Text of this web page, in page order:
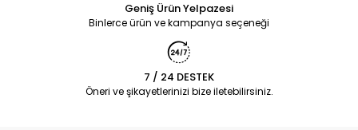
Geniş Ürün Yelpazesi
Binlerce ürün ve kampanya seçeneği
7 / 24 DESTEK
Öneri ve şikayetlerinizi bize iletebilirsiniz.